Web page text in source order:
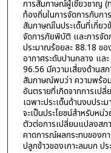
การสัมภาษณ์ผู้เชี่ยวชาญ
ท้องถิ่นในการจัดการกับก
สัมภาษณ์ในประเด็นที่เกี่ย
จัดการภัยพิบัติ และการจั
ประมาณร้อยละ 88.18 ขอ
อากาศระดับปานกลาง แล
96.56 มีความเสี่ยงด้านส
สัมภาษณ์พบว่า ความพร้อ
อันตรายที่เกิดจากการเป
เฉพาะประเด็นด้านงบปร
จะเป็นประโยชน์สำหรับหน่
ตัวต่อการเปลี่ยนแปลงสภ
คาดการณ์ผลกระทบของก
ปลูกข้าวของเกาะลมบก ป